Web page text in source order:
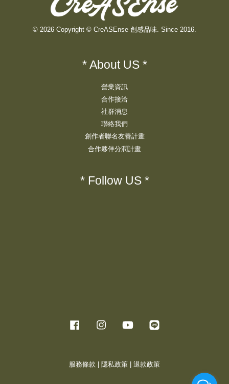
© 2026 Copyright © CreASEnse 創感品味. Since 2016.
* About US *
營業資訊
合作接洽
社群消息
聯絡我們
創作者聯名友善計畫
合作夥伴分潤計畫
* Follow US *
Facebook Instagram YouTube
服務條款 隱私政策 退款政策